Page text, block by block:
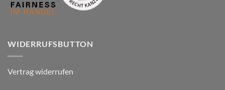
WIDERRUFSBUTTON
Vertrag widerrufen